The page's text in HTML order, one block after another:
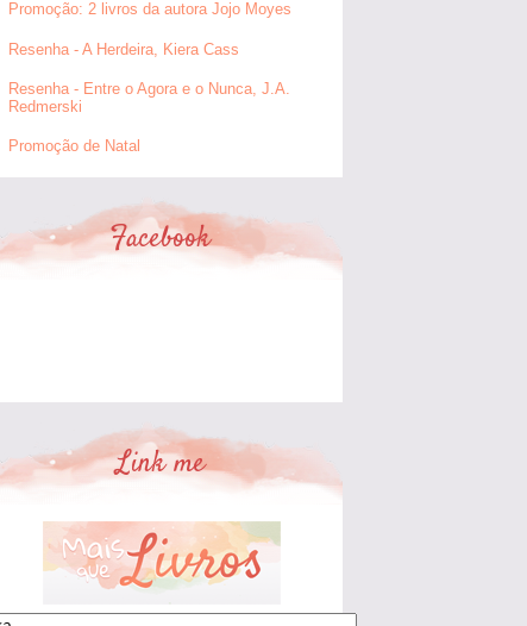
Promoção: 2 livros da autora Jojo Moyes
Resenha - A Herdeira, Kiera Cass
Resenha - Entre o Agora e o Nunca, J.A.
Redmerski
Promoção de Natal
Facebook
Link me